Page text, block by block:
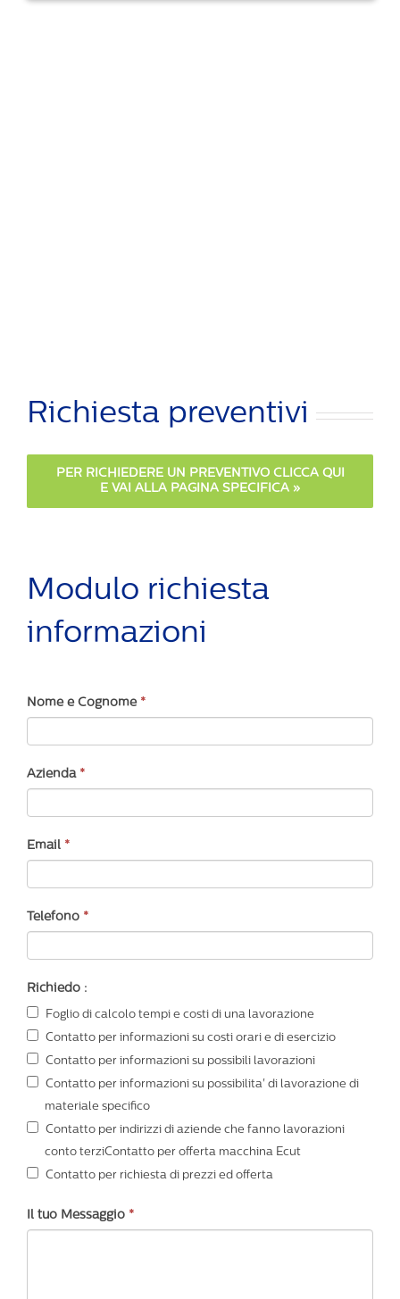
Richiesta preventivi
PER RICHIEDERE UN PREVENTIVO CLICCA QUI
E VAI ALLA PAGINA SPECIFICA »
Modulo richiesta
informazioni
Contatti
If
you
are
human,
leave
this
blank.
Nome e Cognome *
Azienda *
Email *
Telefono *
Richiedo :
Foglio di calcolo tempi e costi di una lavorazione
Contatto per informazioni su costi orari e di esercizio
Contatto per informazioni su possibili lavorazioni
Contatto per informazioni su possibilita' di lavorazione di
materiale specifico
Contatto per indirizzi di aziende che fanno lavorazioni
conto terziContatto per offerta macchina Ecut
Contatto per richiesta di prezzi ed offerta
Il tuo Messaggio *